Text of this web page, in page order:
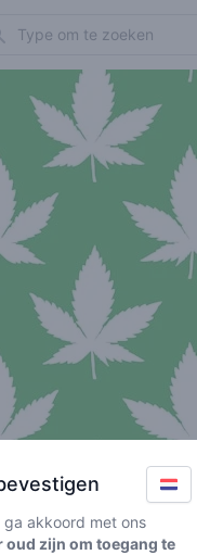
akkoord met ons
oud zijn om toegang te